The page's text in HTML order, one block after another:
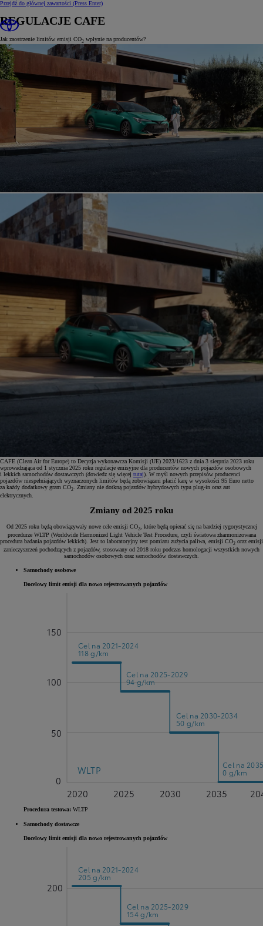
Przejdź do głównej zawartości (Press Enter)
REGULACJE CAFE
Jak zaostrzenie limitów emisji CO2 wpłynie na producentów?
CAFE (Clean Air for Europe) to Decyzja wykonawcza Komisji (UE) 2023/1623 z dnia 3 sierpnia 2023 roku
wprowadzająca od 1 stycznia 2025 roku regulacje emisyjne dla producentów nowych pojazdów osobowych
i lekkich samochodów dostawczych (dowiedz się więcej tutaj). W myśl nowych przepisów producenci
pojazdów niespełniających wyznaczonych limitów będą zobowiązani płacić karę w wysokości 95 Euro netto
za każdy dodatkowy gram CO2
. Zmiany nie dotkną pojazdów hybrydowych typu plug-in oraz aut
elektrycznych.
Zmiany od 2025 roku
Od 2025 roku będą obowiązywały nowe cele emisji CO2, które będą opierać się na bardziej rygorystycznej
procedurze WLTP (Worldwide Harmonized Light Vehicle Test Procedure, czyli światowa zharmonizowana
procedura badania pojazdów lekkich). Jest to laboratoryjny test pomiaru zużycia paliwa, emisji CO2 oraz emisji
zanieczyszczeń pochodzących z pojazdów, stosowany od 2018 roku podczas homologacji wszystkich nowych
samochodów osobowych oraz samochodów dostawczych.
Samochody osobowe
Docelowy limit emisji dla nowo rejestrowanych pojazdów
2020 2025 2030 2035
0
100
50
150
Cel na 2021-2024
118 g/km
Cel na 2025-2029
94 g/km
Cel na 2030-2034
50 g/km
Cel na 2035
0 g/km
WLTP
Procedura testowa: WLTP
Samochody dostawcze
Docelowy limit emisji dla nowo rejestrowanych pojazdów
200
Cel na 2021-2024
205 g/km
Cel na 2025-2029
154 g/km